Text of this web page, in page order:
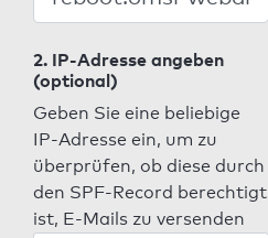
2. IP-Adresse angeben
(optional)
Geben Sie eine beliebige
IP-Adresse ein, um zu
überprüfen, ob diese durch
den SPF-Record berechtigt
ist, E-Mails zu versenden